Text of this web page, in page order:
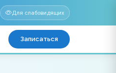
Для слабовидящих
Записаться